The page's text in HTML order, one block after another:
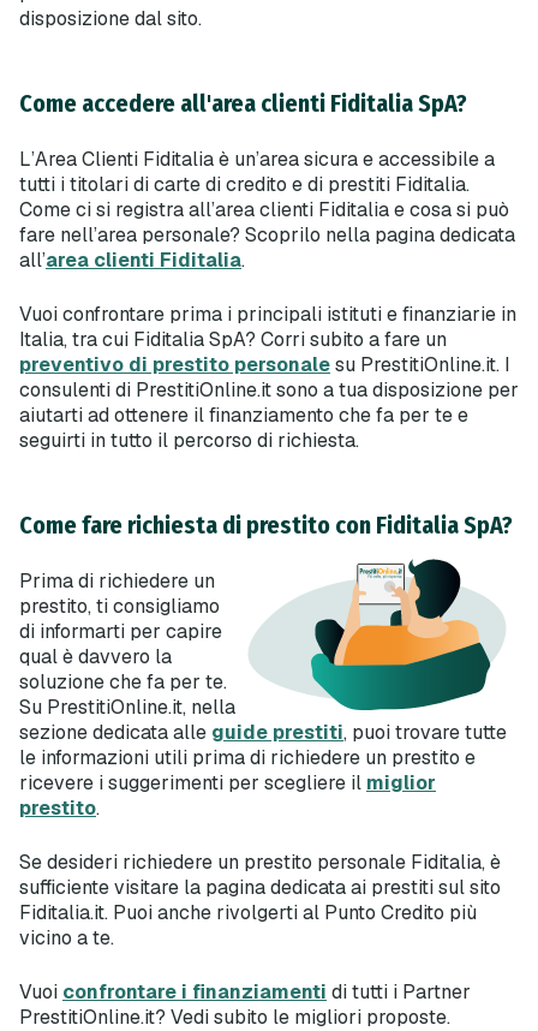
disposizione dal sito.
Come accedere all'area clienti Fiditalia SpA?
L’Area Clienti Fiditalia è un’area sicura e accessibile a
tutti i titolari di carte di credito e di prestiti Fiditalia.
Come ci si registra all’area clienti Fiditalia e cosa si può
fare nell’area personale? Scoprilo nella pagina dedicata
all’area clienti Fiditalia.
Vuoi confrontare prima i principali istituti e finanziarie in
Italia, tra cui Fiditalia SpA? Corri subito a fare un
preventivo di prestito personalesu PrestitiOnline.it. I
consulenti di PrestitiOnline.it sono a tua disposizione per
aiutarti ad ottenere il finanziamento che fa per te e
seguirti in tutto il percorso di richiesta.
Come fare richiesta di prestito con Fiditalia SpA?
Prima di richiedere un
prestito, ti consigliamo
di informarti per capire
qual è davvero la
soluzione che fa per te.
Su PrestitiOnline.it, nella
sezione dedicata alle guide prestiti, puoi trovare tutte
le informazioni utili prima di richiedere un prestito e
ricevere i suggerimenti per scegliere il miglior
prestito.
Se desideri richiedere un prestito personale Fiditalia, è
sufficiente visitare la pagina dedicata ai prestiti sul sito
Fiditalia.it. Puoi anche rivolgerti al Punto Credito più
vicino a te.
Vuoi confrontare i finanziamenti di tutti i Partner
PrestitiOnline.it? Vedi subito le migliori proposte.